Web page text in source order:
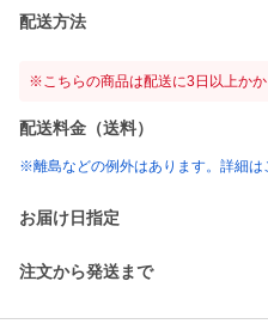
配送方法
※こちらの商品は配送に3日以上か
配送料金（送料）
※離島などの例外はあります。詳細は
お届け日指定
注文から発送まで